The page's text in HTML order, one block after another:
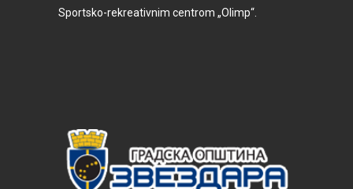
Sportsko-rekreativnim centrom „Olimp“.